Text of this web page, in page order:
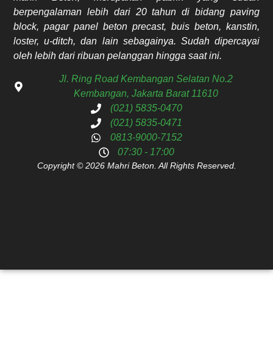
berpengalaman lebih dari 20 tahun di bidang paving
block, pagar panel beton precast, buis beton, kanstin,
loster, u-ditch, dan lain sebagainya. Sudah dipercayai
oleh lebih dari ribuan pelanggan hingga saat ini.
Jl. Ring Road Kembangan Selatan No.2
Kembangan, Jakarta Barat 11610
(021) 5835-0470
(021) 5835-0471
0813-9000-7152
07:30 - 17:00
Copyright © 2026 Mahri Beton. All Rights Reserved.